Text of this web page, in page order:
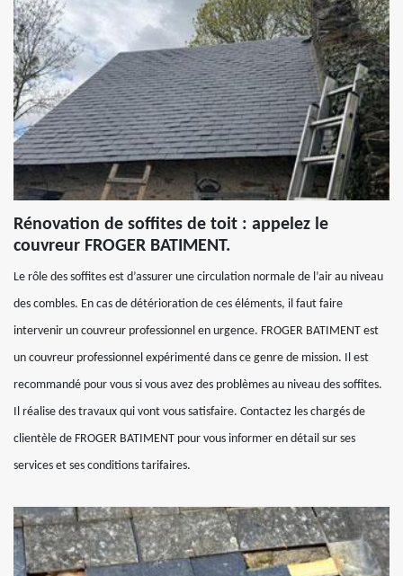
Rénovation de soffites de toit : appelez le
couvreur FROGER BATIMENT.
Le rôle des soffites est d’assurer une circulation normale de l’air au niveau
des combles. En cas de détérioration de ces éléments, il faut faire
intervenir un couvreur professionnel en urgence. FROGER BATIMENT est
un couvreur professionnel expérimenté dans ce genre de mission. Il est
recommandé pour vous si vous avez des problèmes au niveau des soffites.
Il réalise des travaux qui vont vous satisfaire. Contactez les chargés de
clientèle de FROGER BATIMENT pour vous informer en détail sur ses
services et ses conditions tarifaires.